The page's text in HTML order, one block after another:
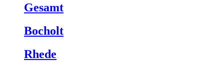
Gesamt
Bocholt
Rhede